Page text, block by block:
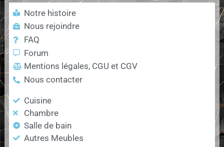
Notre histoire
Nous rejoindre
FAQ
Forum
Mentions légales, CGU et CGV
Nous contacter
Cuisine
Chambre
Salle de bain
Autres Meubles